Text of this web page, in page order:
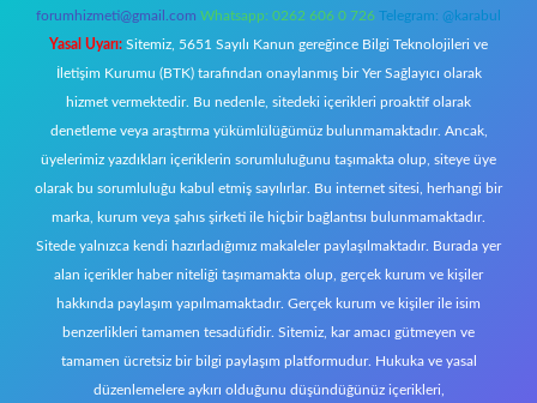
forumhizmeti@gmail.com Whatsapp: 0262 606 0 726 Telegram: @karabul
Yasal Uyarı: Sitemiz, 5651 Sayılı Kanun gereğince Bilgi Teknolojileri ve
İletişim Kurumu (BTK) tarafından onaylanmış bir Yer Sağlayıcı olarak
hizmet vermektedir. Bu nedenle, sitedeki içerikleri proaktif olarak
denetleme veya araştırma yükümlülüğümüz bulunmamaktadır. Ancak,
üyelerimiz yazdıkları içeriklerin sorumluluğunu taşımakta olup, siteye üye
olarak bu sorumluluğu kabul etmiş sayılırlar. Bu internet sitesi, herhangi bir
marka, kurum veya şahıs şirketi ile hiçbir bağlantısı bulunmamaktadır.
Sitede yalnızca kendi hazırladığımız makaleler paylaşılmaktadır. Burada yer
alan içerikler haber niteliği taşımamakta olup, gerçek kurum ve kişiler
hakkında paylaşım yapılmamaktadır. Gerçek kurum ve kişiler ile isim
benzerlikleri tamamen tesadüfidir. Sitemiz, kar amacı gütmeyen ve
tamamen ücretsiz bir bilgi paylaşım platformudur. Hukuka ve yasal
düzenlemelere aykırı olduğunu düşündüğünüz içerikleri,